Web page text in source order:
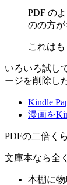
PDF の
のの方が
これは
いろいろ試し
ージを削除し
Kindle
漫画を
PDFの二倍く
文庫本なら全
本棚に